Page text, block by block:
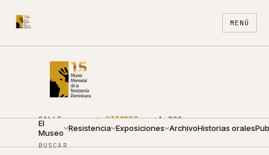
MENÚ
CALLE
ARZOBISPO
NOUEL 210
●VIERNES ·
09:00 —
+1 809
688
ES EN
El
Museo Resistencia Exposiciones ArchivoHistorias orales
BUSCAR